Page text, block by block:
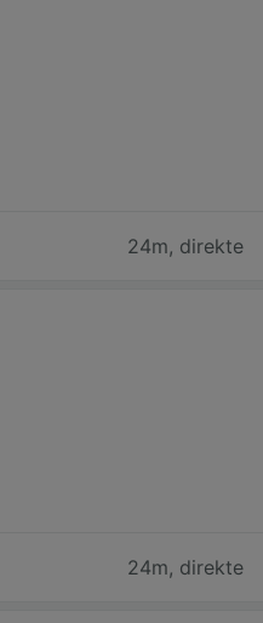
24m, direkte
24m, direkte